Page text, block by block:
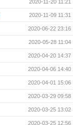
2020-11-20 11:21
2020-11-09 11:31
2020-06-22 23:16
2020-05-28 11:04
2020-04-20 14:37
2020-04-06 14:40
2020-04-01 15:06
2020-03-29 09:58
2020-03-25 13:02
2020-03-25 12:56